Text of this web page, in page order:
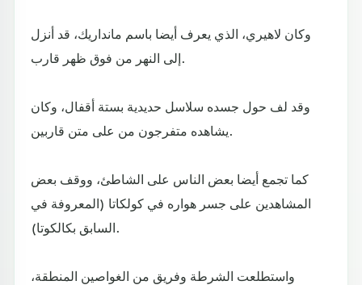
وكان لاهيري، الذي يعرف أيضا باسم مانداريك، قد أنزل
إلى النهر من فوق ظهر قارب.
وقد لف حول جسده سلاسل حديدية بستة أقفال، وكان
يشاهده متفرجون من على متن قاربين.
كما تجمع أيضا بعض الناس على الشاطئ، ووقف بعض
المشاهدين على جسر هواره في كولكاتا (المعروفة في
السابق بكالكوتا).
واستطلعت الشرطة وفريق من الغواصين المنطقة،